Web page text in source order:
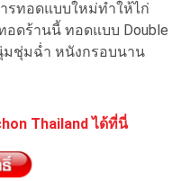
รทอดแบบใหม่ทำให้ไก่
ดร้านนี้ ทอดแบบ Double
มชุ่มฉ่ำ หนังกรอบนาน
Thailand ได้ที่นี่